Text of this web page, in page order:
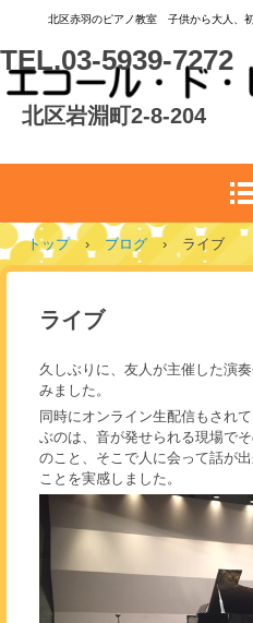
北区赤羽のピアノ教室 子供から大人、
TEL.03-5939-7272
北区岩淵町2-8-204
トップ › ブログ › ライブ
ライブ
久しぶりに、友人が主催した演
みました。
同時にオンライン生配信もされ
ぶのは、音が発せられる現場で
のこと、そこで人に会って話が
ことを実感しました。